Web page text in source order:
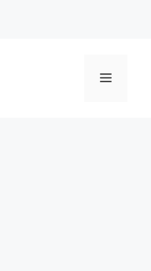
Menu